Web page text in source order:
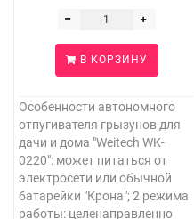
В КОРЗИНУ
Особенности автономного
отпугивателя грызунов для
дачи и дома "Weitech WK-
0220": может питаться от
электросети или обычной
батарейки "Крона"; 2 режима
работы: целенаправленно